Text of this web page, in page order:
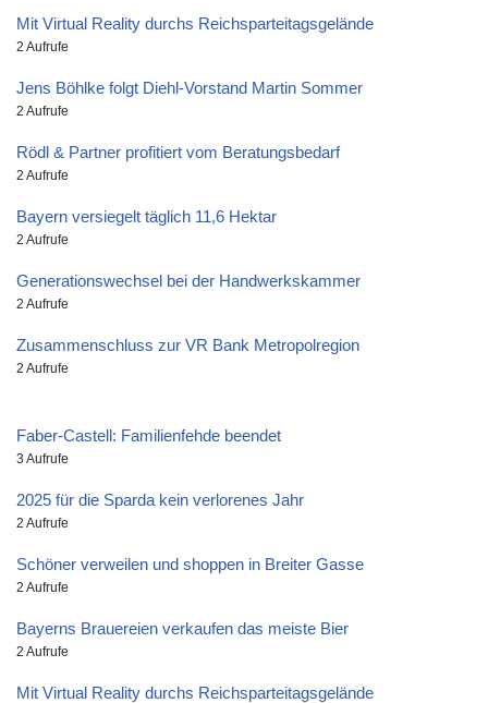
Mit Virtual Reality durchs Reichsparteitagsgelände
2 Aufrufe
Jens Böhlke folgt Diehl-Vorstand Martin Sommer
2 Aufrufe
Rödl & Partner profitiert vom Beratungsbedarf
2 Aufrufe
Bayern versiegelt täglich 11,6 Hektar
2 Aufrufe
Generationswechsel bei der Handwerkskammer
2 Aufrufe
Zusammenschluss zur VR Bank Metropolregion
2 Aufrufe
Faber-Castell: Familienfehde beendet
3 Aufrufe
2025 für die Sparda kein verlorenes Jahr
2 Aufrufe
Schöner verweilen und shoppen in Breiter Gasse
2 Aufrufe
Bayerns Brauereien verkaufen das meiste Bier
2 Aufrufe
Mit Virtual Reality durchs Reichsparteitagsgelände